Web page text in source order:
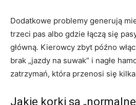
Dodatkowe problemy generują
trzeci pas albo gdzie łączą się
główną. Kierowcy zbyt późno
brak „jazdy na suwak” i nagłe
zatrzymań, która przenosi się
Jakie korki są